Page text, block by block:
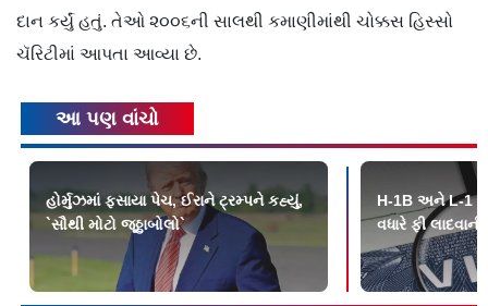
દાન કર્યું હતું. તેઓ ૨૦૦૬ની સાલથી કમાણીમાંથી ચોક્કસ હિસ્સો
ચૅરિટીમાં આપતા આવ્યા છે.
આ પણ વાંચો
હોર્મુઝમાં ફસાયા પેચ, ઈરાને ટ્રમ્પને કહ્યું,
`સૌથી મોટો જૂઠ્ઠાબોલો`
H-1B અને L-1
વધારે ફી